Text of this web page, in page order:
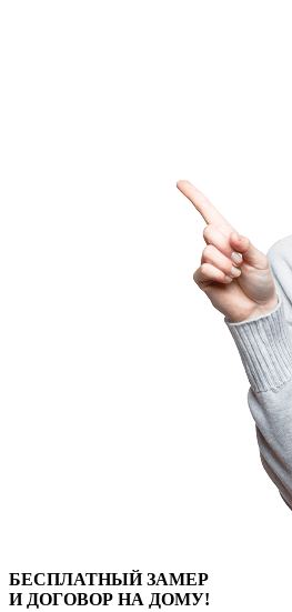
БЕСПЛАТНЫЙЗАМЕР
И ДОГОВОР НА ДОМУ!